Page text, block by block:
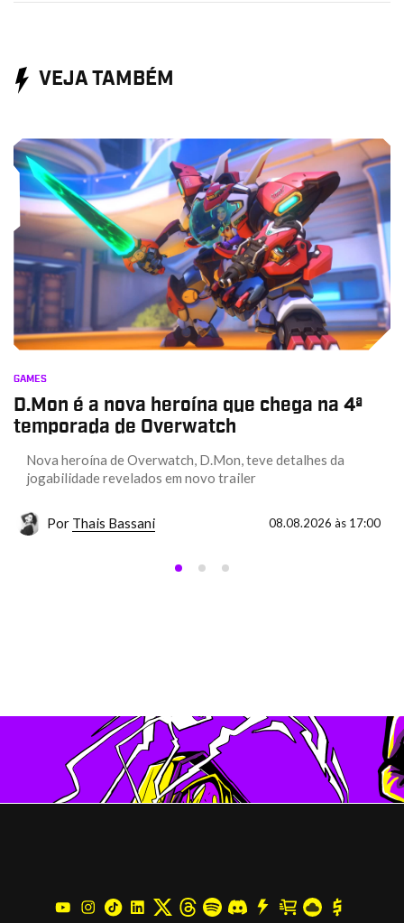
VEJA TAMBÉM
GAMES
D.Mon é a nova heroína que chega na 4ª
temporada de Overwatch
Nova heroína de Overwatch, D.Mon, teve detalhes da
jogabilidade revelados em novo trailer
Por Thais Bassani 08.08.2026 às 17:00